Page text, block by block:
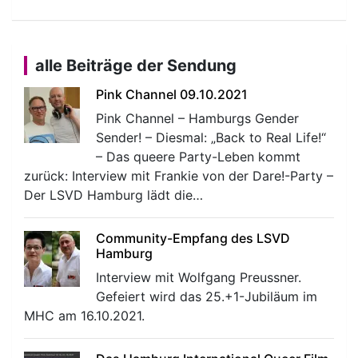
alle Beiträge der Sendung
Pink Channel 09.10.2021
Pink Channel – Hamburgs Gender
Sender! – Diesmal: „Back to Real Life!“
– Das queere Party-Leben kommt
zurück: Interview mit Frankie von der Dare!-Party –
Der LSVD Hamburg lädt die…
Community-Empfang des LSVD
Hamburg
Interview mit Wolfgang Preussner.
Gefeiert wird das 25.+1-Jubiläum im
MHC am 16.10.2021.